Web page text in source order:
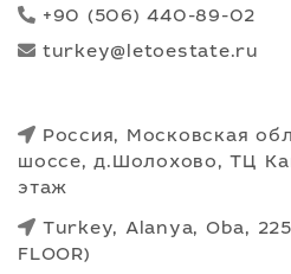
+90 (506) 440-89-02
turkey@letoestate.ru
Россия, Московская
шоссе, д.Шолохово, ТЦ
этаж
Turkey, Alanya, Oba,
FLOOR)